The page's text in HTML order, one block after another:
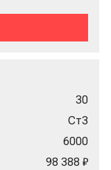
30
Ст3
6000
98 388 ₽